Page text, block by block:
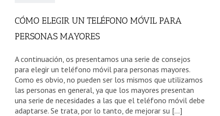
CÓMO ELEGIR UN TELÉFONO MÓVIL PARA
PERSONAS MAYORES
A continuación, os presentamos una serie de consejos
para elegir un teléfono móvil para personas mayores.
Como es obvio, no pueden ser los mismos que utilizamos
las personas en general, ya que los mayores presentan
una serie de necesidades a las que el teléfono móvil debe
adaptarse. Se trata, por lo tanto, de mejorar su [...]